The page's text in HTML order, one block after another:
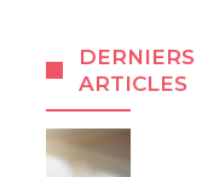
DERNIERS
ARTICLES